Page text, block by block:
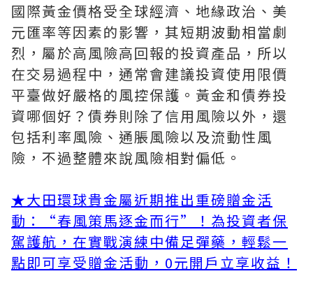
國際黃金價格受全球經濟、地緣政治、美
元匯率等因素的影響，其短期波動相當劇
烈，屬於高風險高回報的投資產品，所以
在交易過程中，通常會建議投資使用限價
平臺做好嚴格的風控保護。黃金和債券投
資哪個好？債券則除了信用風險以外，還
包括利率風險、通脹風險以及流動性風
險，不過整體來說風險相對偏低。
★大田環球貴金屬近期推出重磅贈金活
動：“春風策馬逐金而行”！為投資者保
駕護航，在實戰演練中備足彈藥，輕鬆一
點即可享受贈金活動，0元開戶立享收益！